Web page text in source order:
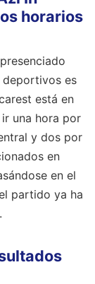
horarios
es
está en
ir una hora por
y dos por
en
en el
partido ya ha